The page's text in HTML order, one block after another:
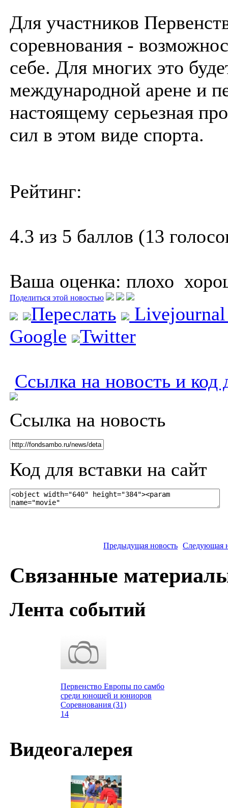
Для участников
соревнования -
себе. Для многих это
международной арене и
настоящему серьезная
сил в этом виде спорта.
Рейтинг:
4.3 из 5 баллов (13
Ваша оценка: плохо
Поделиться этой новостью
Переслать
Google
Twitter
Ссылка на новость и код
Ссылка на новость
Код для вставки на сайт
Предыдущая новость Следующая
Связанные
Лента событий
Первенство Европы по самбо
среди юношей и юниоров
Соревнования (31)
14
Видеогалерея